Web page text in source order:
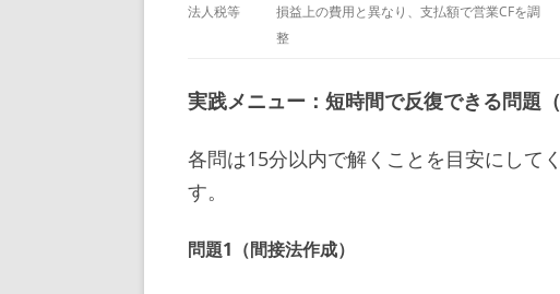
法人税等
損益上の費用と異なり、支払額で営業CFを調
整
実践メニュー：短時間で反復できる問題（
各問は15分以内で解くことを目安にして
す。
問題1（間接法作成）